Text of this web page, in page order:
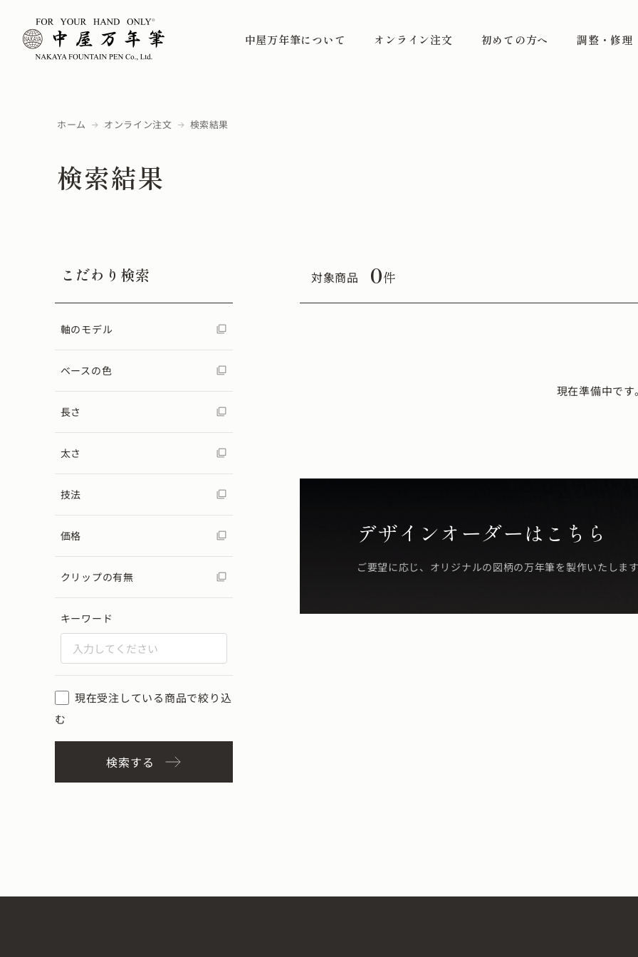
中屋万年筆について オンライン注文 初めての方へ 調整・修理
ホーム オンライン注文 検索結果
検索結果
こだわり検索
軸のモデル
ベースの色
長さ
太さ
技法
価格
クリップの有無
キーワード
現在受注している商品で絞り込
む
検索する
対象商品 0件
現在準備中です
デザインオーダーはこちら
ご要望に応じ、オリジナルの図柄の万年筆を製作いたしま